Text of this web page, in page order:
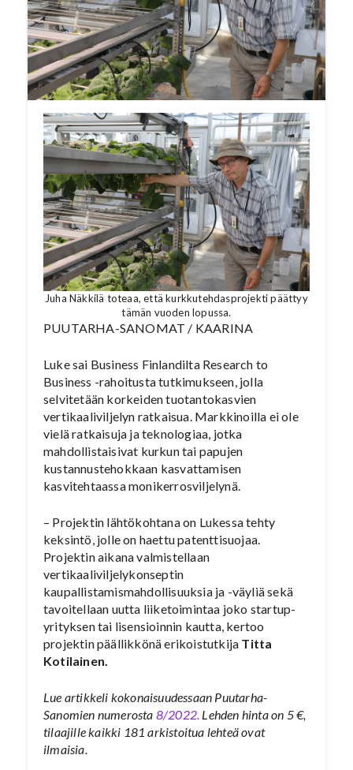
Piikkiön koeasemalla tutkitaan kurkun
kasvatusta vaakatasossa ja useassa
kerroksessa.Lue koko artikkeli Puutarha-
Sanomien numerosta8/2022
. Katso jutun
lopusta video!
Juha Näkkilä toteaa, että kurkkutehdasprojekti päättyy
tämän vuoden lopussa.
PUUTARHA-SANOMAT / KAARINA
Luke sai Business Finlandilta Research to
Business -rahoitusta tutkimukseen, jolla
selvitetään korkeiden tuotantokasvien
vertikaaliviljelyn ratkaisua. Markkinoilla ei ole
vielä ratkaisuja ja teknologiaa, jotka
mahdollistaisivat kurkun tai papujen
kustannustehokkaan kasvattamisen
kasvitehtaassa monikerrosviljelynä.
– Projektin lähtökohtana on Lukessa tehty
keksintö, jolle on haettu patenttisuojaa.
Projektin aikana valmistellaan
vertikaaliviljelykonseptin
kaupallistamismahdollisuuksia ja -väyliä sekä
tavoitellaan uutta liiketoimintaa joko startup-
yrityksen tai lisensioinnin kautta, kertoo
projektin päällikkönä erikoistutkija Titta
Kotilainen.
Lue artikkeli kokonaisuudessaan Puutarha-
Sanomien numerosta 8/2022. Lehden hinta on 5 €,
tilaajille kaikki 181 arkistoitua lehteä ovat
ilmaisia.